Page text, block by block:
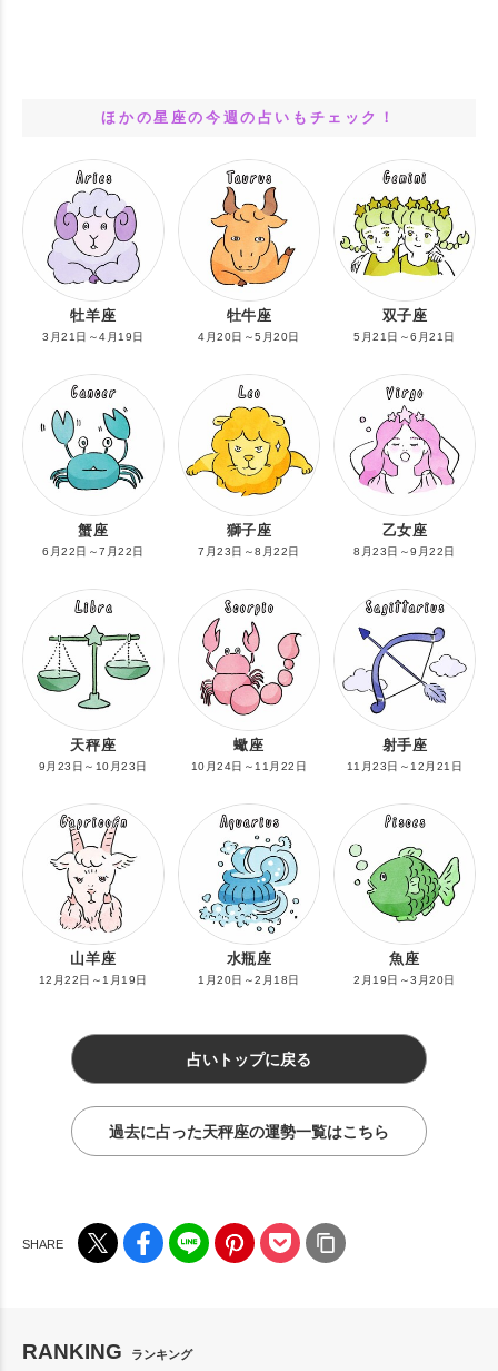
ほかの星座の今週の占いもチェック！
牡羊座
3月21日～4月19日
牡牛座
4月20日～5月20日
双子座
5月21日～6月21日
蟹座
6月22日～7月22日
獅子座
7月23日～8月22日
乙女座
8月23日～9月22日
天秤座
9月23日～10月23日
蠍座
10月24日～11月22日
射手座
11月23日～12月21日
山羊座
12月22日～1月19日
水瓶座
1月20日～2月18日
魚座
2月19日～3月20日
占いトップに戻る
過去に占った天秤座の運勢一覧はこちら
RANKING ランキング